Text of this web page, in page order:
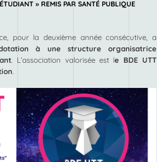
» REMIS PAR SANTÉ PUBLIQUE
pour la deuxième année consécutive, a
à une structure organisatrice
. L’association valorisée est le BDE UTT
.